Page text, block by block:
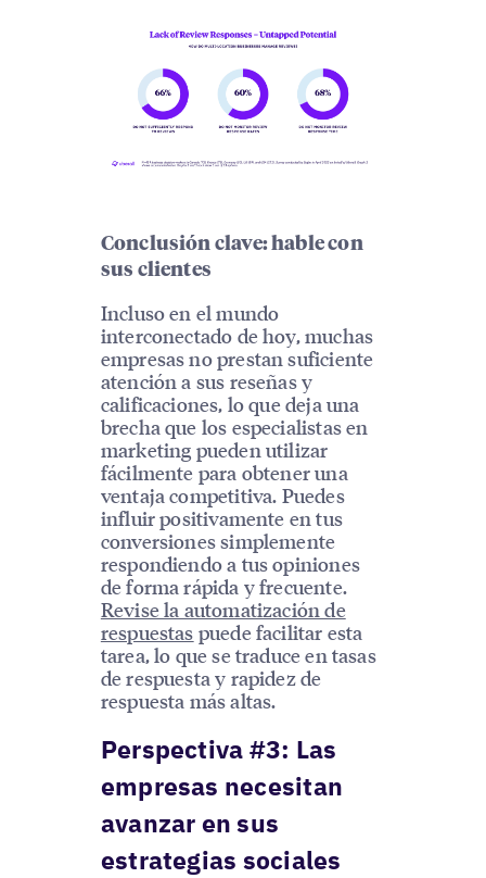
Conclusión clave: hable con
sus clientes
Incluso en el mundo
interconectado de hoy, muchas
empresas no prestan suficiente
atención a sus reseñas y
calificaciones, lo que deja una
brecha que los especialistas en
marketing pueden utilizar
fácilmente para obtener una
ventaja competitiva. Puedes
influir positivamente en tus
conversiones simplemente
respondiendo a tus opiniones
de forma rápida y frecuente.
Revise la automatización de
respuestas puede facilitar esta
tarea, lo que se traduce en tasas
de respuesta y rapidez de
respuesta más altas.
Perspectiva #3: Las
empresas necesitan
avanzar en sus
estrategias sociales